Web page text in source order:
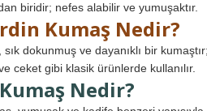
biridir; nefes alabilir ve yumuşaktır.
Kumaş Nedir?
dokunmuş ve dayanıklı bir kumaştır;
ceket gibi klasik ürünlerde kullanılır.
Nedir?